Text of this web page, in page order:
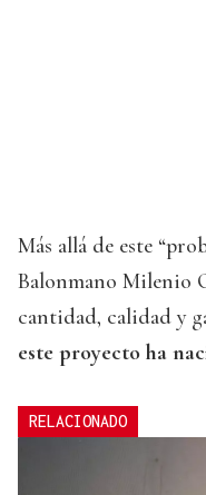
Más allá de este
Balonmano Milenio
cantidad, calidad y
este proyecto ha
RELACIONADO